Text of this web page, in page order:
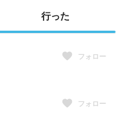
行った
フォロー
フォロー